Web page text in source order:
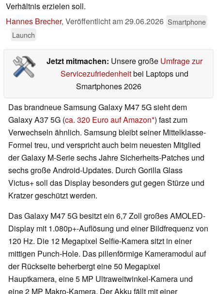
Verhältnis erzielen soll.
Hannes Brecher, Veröffentlicht am29.06.2026 Smartphone
Launch
Jetzt mitmachen: Unsere große Umfrage zur
Servicezufriedenheitbei Laptops und
Smartphones 2026
Das brandneue Samsung Galaxy M47 5G sieht dem
Galaxy A37 5G (ca. 320 Euro auf Amazon ) fast zum
Verwechseln ähnlich. Samsung bleibt seiner Mittelklasse-
Formel treu, und verspricht auch beim neuesten Mitglied
der Galaxy M-Serie sechs Jahre Sicherheits-Patches und
sechs große Android-Updates. Durch Gorilla Glass
Victus+ soll das Display besonders gut gegen Stürze und
Kratzer geschützt werden.
Das Galaxy M47 5G besitzt ein 6,7 Zoll großes AMOLED-
Display mit 1.080p+-Auflösung und einer Bildfrequenz von
120 Hz. Die 12 Megapixel Selfie-Kamera sitzt in einer
mittigen Punch-Hole. Das pillenförmige Kameramodul auf
der Rückseite beherbergt eine 50 Megapixel
Hauptkamera, eine 5 MP Ultraweitwinkel-Kamera und
eine 2 MP Makro-Kamera. Der Akku fällt mit einer